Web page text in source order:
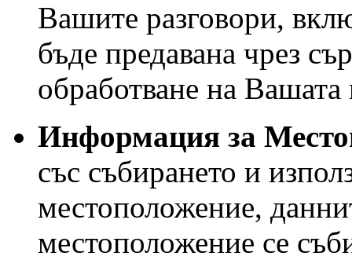
Вашите разговори,
бъде предавана чрез
обработване на Вашата
Информация за
със събирането и
местоположение,
местоположение се